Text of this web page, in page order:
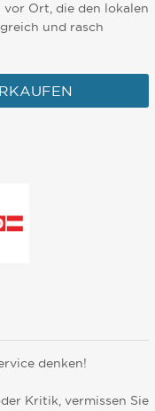
Ort, die den lokalen
und rasch
denken!
Kritik, vermissen Sie